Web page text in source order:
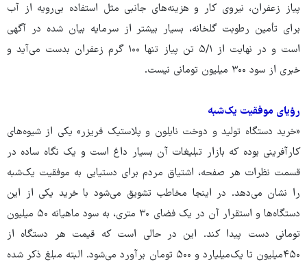
پیاز زعفران، نیروی کار و هزینه‌های جانبی مثل استفاده بی‌رویه از آب
برای تأمین رطوبت گلخانه، بسیار بیشتر از سرمایه بیان شده در آگهی
است و در نهایت از ۵/۱ تن پیاز تنها ۱۰۰ گرم زعفران بدست می‌آید و
خبری از سود ۳۰۰ میلیون تومانی نیست.
رؤیای موفقیت یک‌شبه
«خرید دستگاه تولید و دوخت نایلون و پلاستیک فریزر» یکی از شیوه‌های
کارآفرینی بوده که بازار تبلیغات آن بسیار داغ است و یک نگاه ساده در
قسمت نظرات هر صفحه، اشتیاق مردم برای دستیابی به موفقیت یک‌شبه
را نشان می‌دهد. در اینجا مخاطب تشویق می‌شود با خرید یکی از این
دستگاه‌ها و استقرار آن در یک فضای ۳۰ متری، به سود ماهیانه ۵۰ میلیون
تومانی دست پیدا کند. این در حالی است که قیمت هر دستگاه از
۴۵۰میلیون تا یک‌میلیارد و ۵۰۰ تومان برآورد می‌شود. البته مبلغ ذکر شده